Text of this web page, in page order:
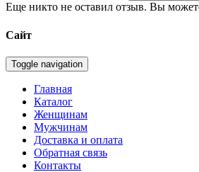
Еще никто не оставил отзыв. Вы
Сайт
Toggle navigation
Главная
Каталог
Женщинам
Мужчинам
Доставка и оплата
Обратная связь
Контакты